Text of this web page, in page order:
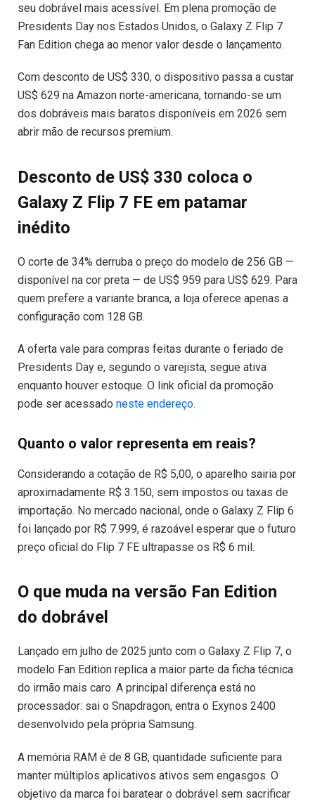
seu dobrável mais acessível. Em plena promoção de
Presidents Day nos Estados Unidos, o Galaxy Z Flip 7
Fan Edition chega ao menor valor desde o lançamento.
Com desconto de US$ 330, o dispositivo passa a custar
US$ 629 na Amazon norte-americana, tornando-se um
dos dobráveis mais baratos disponíveis em 2026 sem
abrir mão de recursos premium.
Desconto de US$ 330 coloca o
Galaxy Z Flip 7 FE em patamar
inédito
O corte de 34% derruba o preço do modelo de 256 GB —
disponível na cor preta — de US$ 959 para US$ 629. Para
quem prefere a variante branca, a loja oferece apenas a
configuração com 128 GB.
A oferta vale para compras feitas durante o feriado de
Presidents Day e, segundo o varejista, segue ativa
enquanto houver estoque. O link oficial da promoção
pode ser acessado neste endereço.
Quanto o valor representa em reais?
Considerando a cotação de R$ 5,00, o aparelho sairia por
aproximadamente R$ 3.150, sem impostos ou taxas de
importação. No mercado nacional, onde o Galaxy Z Flip 6
foi lançado por R$ 7.999, é razoável esperar que o futuro
preço oficial do Flip 7 FE ultrapasse os R$ 6 mil.
O que muda na versão Fan Edition
do dobrável
Lançado em julho de 2025 junto com o Galaxy Z Flip 7, o
modelo Fan Edition replica a maior parte da ficha técnica
do irmão mais caro. A principal diferença está no
processador: sai o Snapdragon, entra o Exynos 2400
desenvolvido pela própria Samsung.
A memória RAM é de 8 GB, quantidade suficiente para
manter múltiplos aplicativos ativos sem engasgos. O
objetivo da marca foi baratear o dobrável sem sacrificar